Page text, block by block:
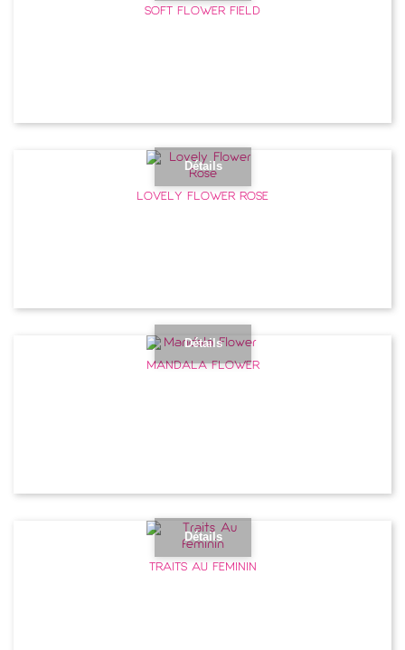
SOFT FLOWER FIELD
Détails
LOVELY FLOWER ROSE
Détails
MANDALA FLOWER
Détails
TRAITS AU FÉMININ